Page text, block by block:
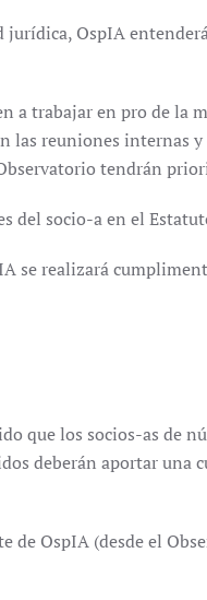
OspIA
a trabajar en pro de
las reuniones internas
tendrán
del socio-a en el
se realizará
que los socios-as de
deberán aportar una
de OspIA (desde el